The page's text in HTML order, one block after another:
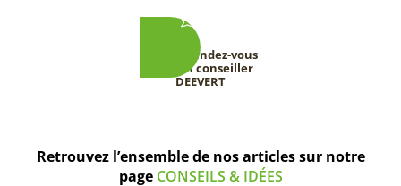
Prenez rendez-vous
avec un conseiller
DEEVERT
Retrouvez l’ensemble de nos articles sur notre
page CONSEILS & IDÉES